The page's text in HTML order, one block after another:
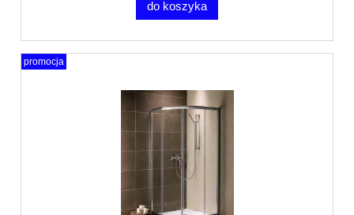
do koszyka
promocja